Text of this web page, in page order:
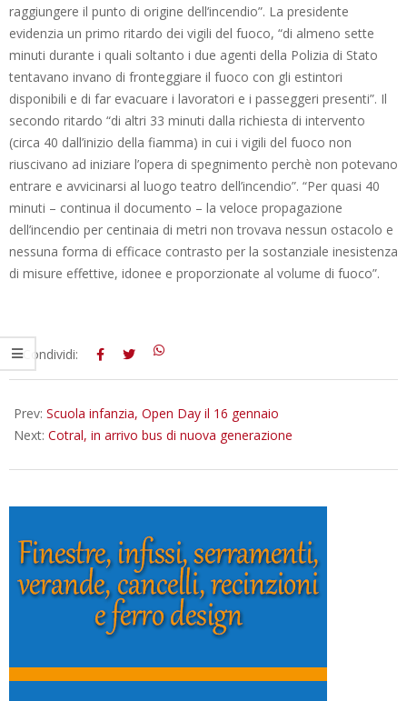
raggiungere il punto di origine dell’incendio”. La presidente
evidenzia un primo ritardo dei vigili del fuoco, “di almeno sette
minuti durante i quali soltanto i due agenti della Polizia di Stato
tentavano invano di fronteggiare il fuoco con gli estintori
disponibili e di far evacuare i lavoratori e i passeggeri presenti”. Il
secondo ritardo “di altri 33 minuti dalla richiesta di intervento
(circa 40 dall’inizio della fiamma) in cui i vigili del fuoco non
riuscivano ad iniziare l’opera di spegnimento perchè non potevano
entrare e avvicinarsi al luogo teatro dell’incendio”. “Per quasi 40
minuti – continua il documento – la veloce propagazione
dell’incendio per centinaia di metri non trovava nessun ostacolo e
nessuna forma di efficace contrasto per la sostanziale inesistenza
di misure effettive, idonee e proporzionate al volume di fuoco”.
2016-
01-
Condividi:
Prev: Scuola infanzia, Open Day il 16 gennaio
Next: Cotral, in arrivo bus di nuova generazione